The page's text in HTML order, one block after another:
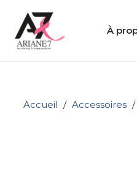
À
Accueil / Accessoires /